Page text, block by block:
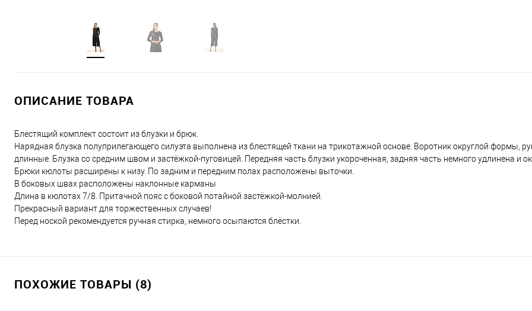
ОПИСАНИЕ ТОВАРА
Блестящий комплект состоит из блузки и брюк.
Нарядная блузка полуприлегающего силуэта выполнена из блестящей ткани на трикотажной основе. Воротник округлой формы,
длинные. Блузка со средним швом и застёжкой-пуговицей. Передняя часть блузки укороченная, задняя часть немного удлинена и
Брюки кюлоты расширены к низу. По задним и передним полах расположены выточки.
В боковых швах расположены наклонные карманы
Длина в кюлотах 7/8. Притачной пояс с боковой потайной застёжкой-молнией.
Прекрасный вариант для торжественных случаев!
Перед ноской рекомендуется ручная стирка, немного осыпаются блёстки.
ПОХОЖИЕ ТОВАРЫ (8)